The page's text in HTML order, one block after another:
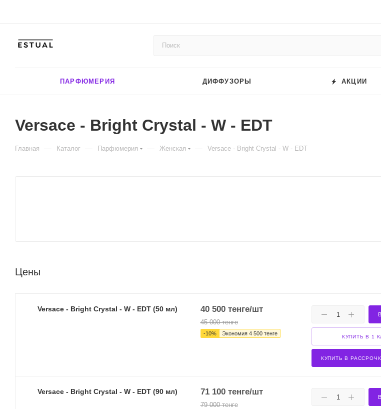
ПАРФЮМЕРИЯ ДИФФУЗОРЫ АКЦИИ
Versace - Bright Crystal - W - EDT
Главная — Каталог — Парфюмерия — Женская — Versace - Bright Crystal - W - EDT
Цены
Versace - Bright Crystal - W - EDT (50 мл) 40 500тенге/шт
45 000тенге
-10% Экономия 4 500тенге
КУПИТЬ В 1
КУПИТЬ В
Versace - Bright Crystal - W - EDT (90 мл) 71 100тенге/шт
79 000тенге